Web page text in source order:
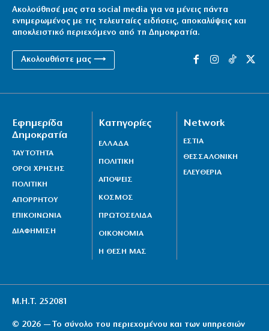
Ακολούθησέ μας στα social media για να μένεις πάντα
ενημερωμένος με τις τελευταίες ειδήσεις, αποκαλύψεις και
αποκλειστικό περιεχόμενο από τη Δημοκρατία.
Ακολουθήστε μας ⟶
Εφημερίδα
Δημοκρατία
ΤΑΥΤΟΤΗΤΑ
ΟΡΟΙ ΧΡΗΣΗΣ
ΠΟΛΙΤΙΚΗ
ΑΠΟΡΡΗΤΟΥ
ΕΠΙΚΟΙΝΩΝΙΑ
ΔΙΑΦΗΜΙΣΗ
Κατηγορίες
ΕΛΛΑΔΑ
ΠΟΛΙΤΙΚΗ
ΑΠΟΨΕΙΣ
ΚΟΣΜΟΣ
ΠΡΩΤΟΣΕΛΙΔΑ
ΟΙΚΟΝΟΜΙΑ
Η ΘΕΣΗ ΜΑΣ
Network
ΕΣΤΙΑ
ΘΕΣΣΑΛΟΝΙΚΗ
ΕΛΕΥΘΕΡΙΑ
Μ.Η.Τ. 252081
© 2026 — Το σύνολο του περιεχομένου και των υπηρεσιών